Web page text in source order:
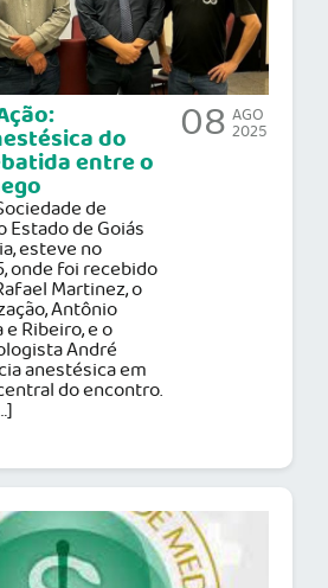
do
entre o
de
de Goiás
esteve no
onde foi recebido
Martinez, o
Antônio
Ribeiro, e o
André
anestésica em
do encontro.
08 AGO
2025